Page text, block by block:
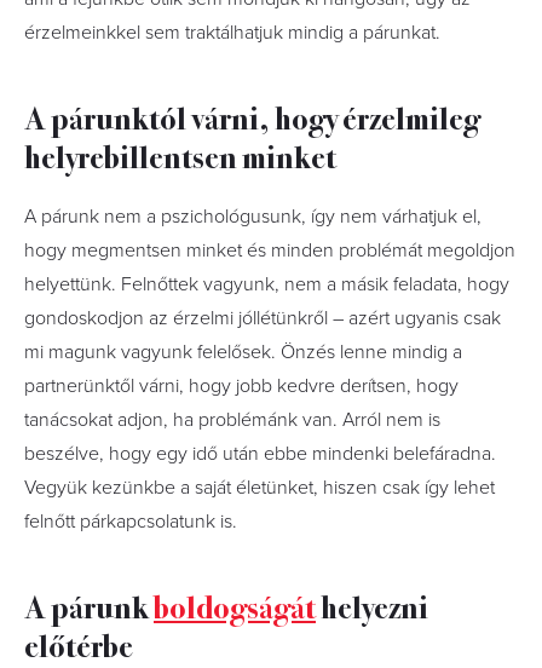
érzelmeinkkel sem traktálhatjuk mindig a párunkat.
A párunktól várni, hogy érzelmileg
helyrebillentsen minket
A párunk nem a pszichológusunk, így nem várhatjuk el,
hogy megmentsen minket és minden problémát megoldjon
helyettünk. Felnőttek vagyunk, nem a másik feladata, hogy
gondoskodjon az érzelmi jóllétünkről – azért ugyanis csak
mi magunk vagyunk felelősek. Önzés lenne mindig a
partnerünktől várni, hogy jobb kedvre derítsen, hogy
tanácsokat adjon, ha problémánk van. Arról nem is
beszélve, hogy egy idő után ebbe mindenki belefáradna.
Vegyük kezünkbe a saját életünket, hiszen csak így lehet
felnőtt párkapcsolatunk is.
A párunkboldogságáthelyezni
előtérbe